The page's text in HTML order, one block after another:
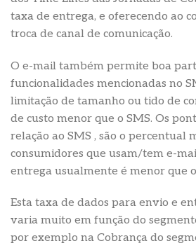
taxa de entrega, e oferecendo ao
troca de canal de comunicação.
O e-mail também permite boa
funcionalidades mencionadas no
limitação de tamanho ou tido de
de custo menor que o SMS. Os
relação ao SMS , são o percentual
consumidores que usam/tem e-
entrega usualmente é menor que o
Esta taxa de dados para envio e
varia muito em função do
por exemplo na Cobrança do